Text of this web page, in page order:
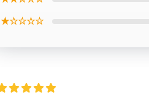
★☆☆☆☆